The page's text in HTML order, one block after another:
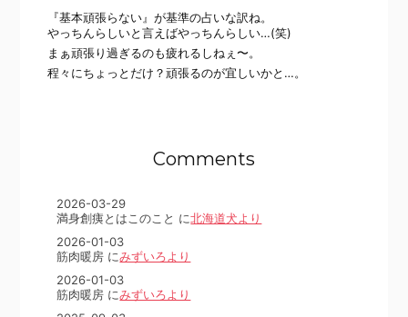
『基本頑張らない』が基準の占いな訳ね。
やっちんらしいと言えばやっちんらしい…(笑)
まぁ頑張り過ぎるのも疲れるしねぇ〜。
程々にちょっとだけ？頑張るのが宜しいかと…。
Comments
2026-03-29
満身創痍とはこのこと に北海道犬より
2026-01-03
筋肉暖房 にみずいろより
2026-01-03
筋肉暖房 にみずいろより